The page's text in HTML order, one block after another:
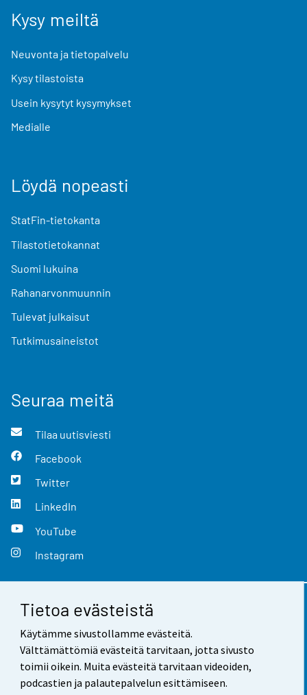
Tietoa evästeistä
Käytämme sivustollamme evästeitä.
Välttämättömiä evästeitä tarvitaan, jotta sivusto
toimii oikein. Muita evästeitä tarvitaan videoiden,
podcastien ja palautepalvelun esittämiseen.
Kysy meiltä
Neuvonta ja tietopalvelu
Kysy tilastoista
Usein kysytyt kysymykset
Medialle
Löydä nopeasti
StatFin-tietokanta
Tilastotietokannat
Suomi lukuina
Rahanarvonmuunnin
Tulevat julkaisut
Tutkimusaineistot
Seuraa meitä
Tilaa uutisviesti
Facebook
Twitter
LinkedIn
YouTube
Instagram
Yhteystiedot
Palaute
Käyttöehdot